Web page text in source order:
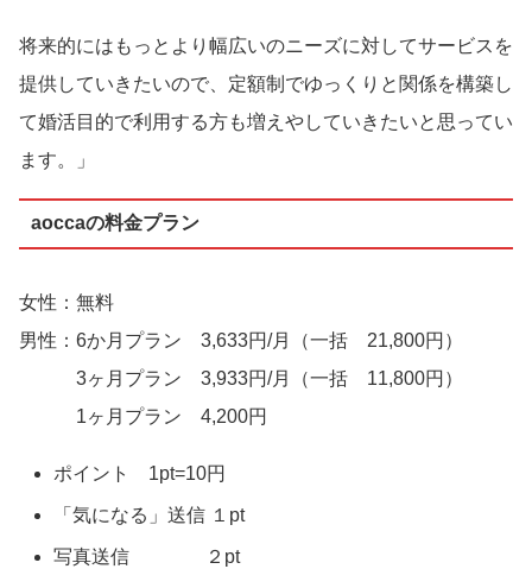
将来的にはもっとより幅広いのニーズに対してサービスを
提供していきたいので、定額制でゆっくりと関係を構築し
て婚活目的で利用する方も増えやしていきたいと思ってい
ます。」
aoccaの料金プラン
女性：無料
男性：6か月プラン 3,633円/月（一括 21,800円）
3ヶ月プラン 3,933円/月（一括 11,800円）
1ヶ月プラン 4,200円
ポイント 1pt=10円
「気になる」送信 １pt
写真送信 ２pt